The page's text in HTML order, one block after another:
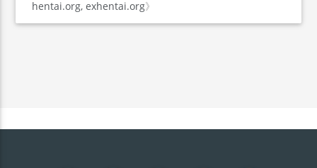
hentai.org, exhentai.org》